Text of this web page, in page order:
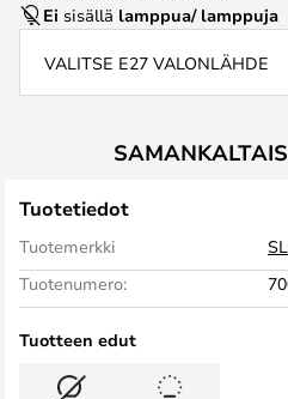
Ei sisällä lamppua/ lamppuja
VALITSE E27 VALONLÄHDE
Tuotetiedot
Tuotemerkki
Tuotenumero:
Tuotteen edut